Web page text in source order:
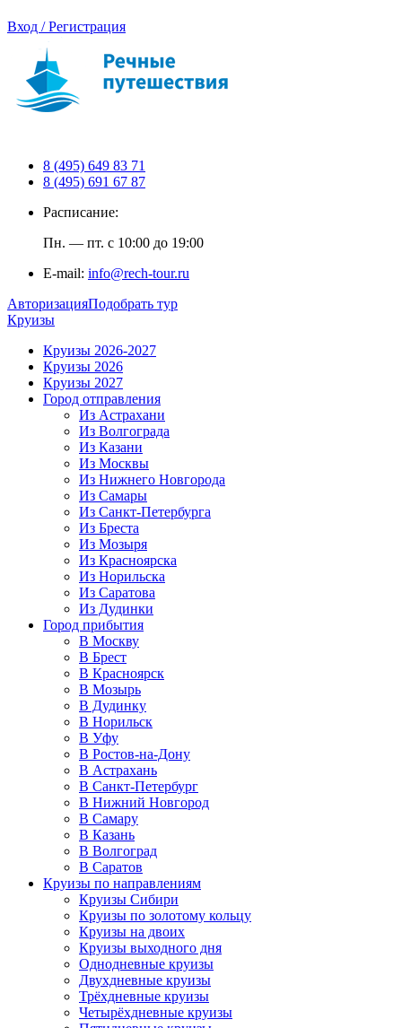
Вход / Регистрация
8 (495) 649 83 71
8 (495) 691 67 87
Расписание:
Пн. — пт. с 10:00 до 19:00
E-mail: info@rech-tour.ru
АвторизацияПодобрать тур
Круизы
Круизы 2026-2027
Круизы 2026
Круизы 2027
Город отправления
Из Астрахани
Из Волгограда
Из Казани
Из Москвы
Из Нижнего Новгорода
Из Самары
Из Санкт-Петербурга
Из Бреста
Из Мозыря
Из Красноярска
Из Норильска
Из Саратова
Из Дудинки
Город прибытия
В Москву
В Брест
В Красноярск
В Мозырь
В Дудинку
В Норильск
В Уфу
В Ростов-на-Дону
В Астрахань
В Санкт-Петербург
В Нижний Новгород
В Самару
В Казань
В Волгоград
В Саратов
Круизы по направлениям
Круизы Сибири
Круизы по золотому кольцу
Круизы на двоих
Круизы выходного дня
Однодневные круизы
Двухдневные круизы
Трёхдневные круизы
Четырёхдневные круизы